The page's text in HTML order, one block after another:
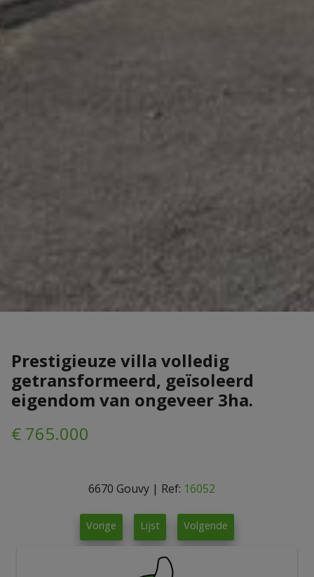
Prestigieuze villa volledig
getransformeerd, geïsoleerd
eigendom van ongeveer 3ha.
€ 765.000
6670 Gouvy | Ref: 16052
Vorige Lijst Volgende